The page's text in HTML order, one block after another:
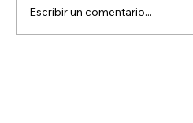
Escribir un comentario...